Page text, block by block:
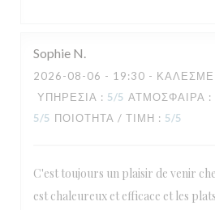
Sophie N
2026-08-06 - 19:30 -
ΥΠΗΡΕΣΊΑ : 5/5 ΑΤΜΌΣΦΑΙΡΑ :
5/5 ΠΟΙΌΤΗΤΑ / ΤΙΜΉ : 5/5
C'est toujours un plaisir de venir
est chaleureux et efficace et les